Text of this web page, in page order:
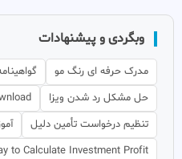
وبگردی و پیشنهادات
مدرک حرفه ای رنگ مو
حل مشکل رد شدن ویزا
تنظیم درخواست تأمین دلیل
to Calculate Investment Profit